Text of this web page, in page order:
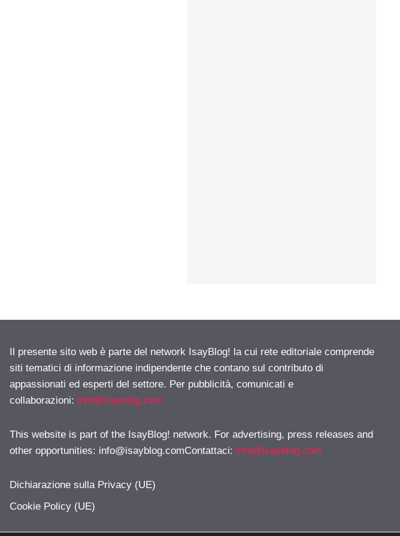
Il presente sito web è parte del network IsayBlog! la cui rete editoriale comprende
siti tematici di informazione indipendente che contano sul contributo di
appassionati ed esperti del settore. Per pubblicità, comunicati e
collaborazioni: info@isayblog.com
This website is part of the IsayBlog! network. For advertising, press releases and
other opportunities: info@isayblog.comContattaci: info@isayblog.com
Dichiarazione sulla Privacy (UE)
Cookie Policy (UE)